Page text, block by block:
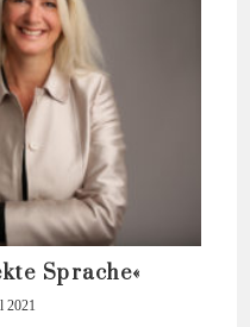
Sprache«
2021